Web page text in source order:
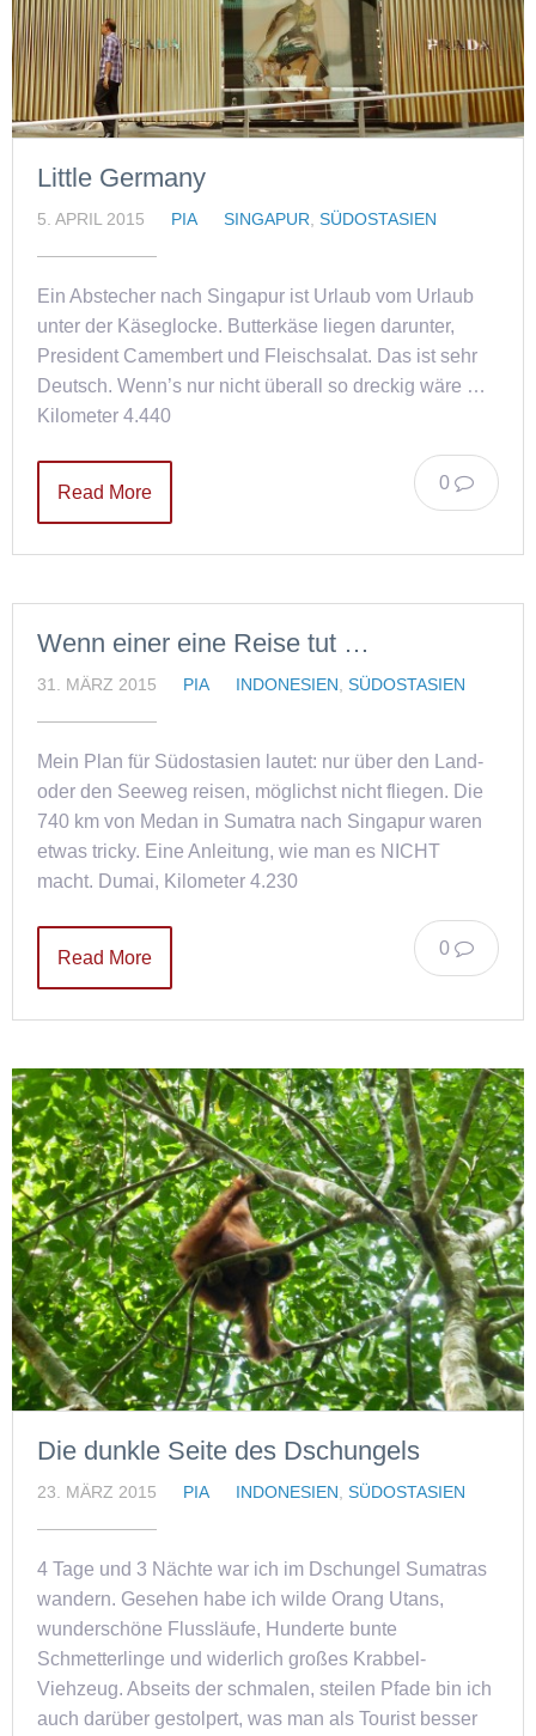
Little Germany
5. APRIL 2015 PIA SINGAPUR, SÜDOSTASIEN
Ein Abstecher nach Singapur ist Urlaub vom Urlaub
unter der Käseglocke. Butterkäse liegen darunter,
President Camembert und Fleischsalat. Das ist sehr
Deutsch. Wenn’s nur nicht überall so dreckig wäre …
Kilometer 4.440
0
Read More
Wenn einer eine Reise tut …
31. MÄRZ 2015 PIA INDONESIEN, SÜDOSTASIEN
Mein Plan für Südostasien lautet: nur über den Land-
oder den Seeweg reisen, möglichst nicht fliegen. Die
740 km von Medan in Sumatra nach Singapur waren
etwas tricky. Eine Anleitung, wie man es NICHT
macht. Dumai, Kilometer 4.230
0
Read More
Die dunkle Seite des Dschungels
23. MÄRZ 2015 PIA INDONESIEN SÜDOSTASIEN
4 Tage und 3 Nächte war ich im Dschungel Sumatras
wandern. Gesehen habe ich wilde Orang Utans,
wunderschöne Flussläufe, Hunderte bunte
Schmetterlinge und widerlich großes Krabbel-
Viehzeug. Abseits der schmalen, steilen Pfade bin ich
auch darüber gestolpert, was man als Tourist besser